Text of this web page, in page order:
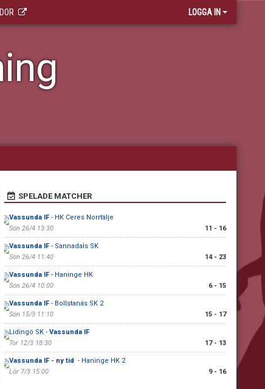
LOGGA IN
SPELADE MATCHER
Vassunda IF - HK Ceres Norrtälje
Sön 26/4 13:30
11 - 16
Vassunda IF - Sannadals SK
Sön 26/4 11:40
14 - 23
Vassunda IF - Haninge HK
Sön 26/4 10:00
6 - 15
Vassunda IF - Bollstanäs SK 2
Sön 15/3 11:10
15 - 17
Lidingö SK -Vassunda IF
Tor 12/3 18:30
17 - 13
Vassunda IF - ny tid - Haninge HK 2
Lör 7/3 15:00
9 - 16